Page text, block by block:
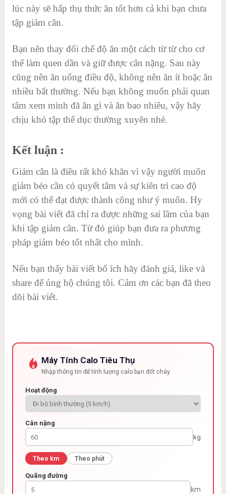
lúc này sẽ hấp thụ thức ăn tốt hơn cả khi bạn chưa
tập giảm cân.
Bạn nên thay đổi chế độ ăn một cách từ từ cho cơ
thể làm quen dần và giữ được cân nặng. Sau này
cũng nên ăn uống điều độ, không nên ăn ít hoặc ăn
nhiều bất thường. Nếu bạn không muốn phải quan
tâm xem mình đã ăn gì và ăn bao nhiêu, vậy hãy
chịu khó tập thể dục thường xuyên nhé.
Kết luận :
Giảm cân là điều rất khó khăn vì vậy người muốn
giảm béo cần có quyết tâm và sự kiên trì cao độ
mới có thể đạt được thành công như ý muốn. Hy
vọng bài viết đã chỉ ra được những sai lầm của bạn
khi tập giảm cân. Từ đó giúp bạn đưa ra phương
pháp giảm béo tốt nhất cho mình.
Nếu bạn thấy bài viết bổ ích hãy đánh giá, like và
share để ủng hộ chúng tôi. Cảm ơn các bạn đã theo
dõi bài viết.
Máy Tính Calo Tiêu Thụ
Nhập thông tin để tính lượng calo bạn đốt cháy
Hoạt động
Cân nặng
kg
Theo km Theo phút
Quãng đường
km